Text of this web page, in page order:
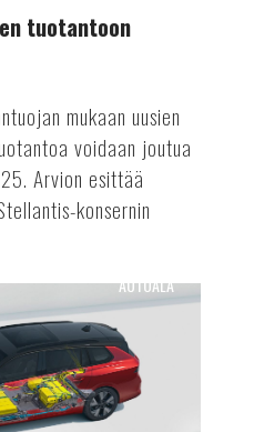
tuotantoon
mukaan uusien
voidaan joutua
Arvion esittää
konsernin
AUTOALA